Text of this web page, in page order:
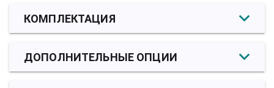
КОМПЛЕКТАЦИЯ
ДОПОЛНИТЕЛЬНЫЕ ОПЦИИ